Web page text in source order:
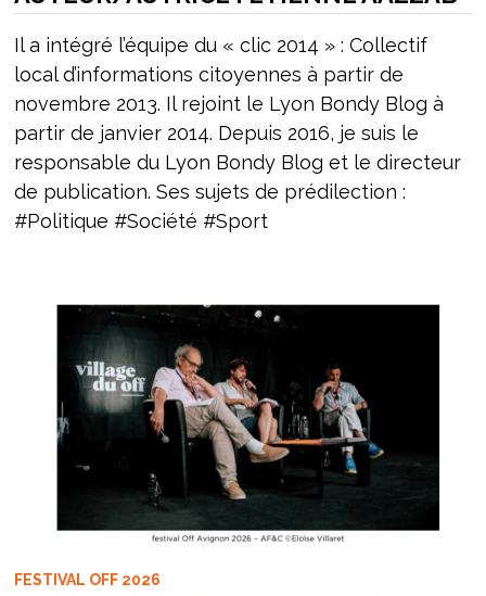
Il a intégré l’équipe du « clic 2014 » : Collectif
local d’informations citoyennes à partir de
novembre 2013. Il rejoint le Lyon Bondy Blog à
partir de janvier 2014. Depuis 2016, je suis le
responsable du Lyon Bondy Blog et le directeur
de publication. Ses sujets de prédilection :
#Politique #Société #Sport
FESTIVAL OFF 2026